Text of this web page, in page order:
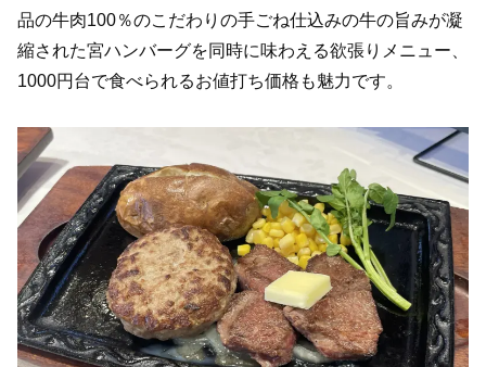
品の牛肉100％のこだわりの手ごね仕込みの牛の旨みが凝
縮された宮ハンバーグを同時に味わえる欲張りメニュー、
1000円台で食べられるお値打ち価格も魅力です。